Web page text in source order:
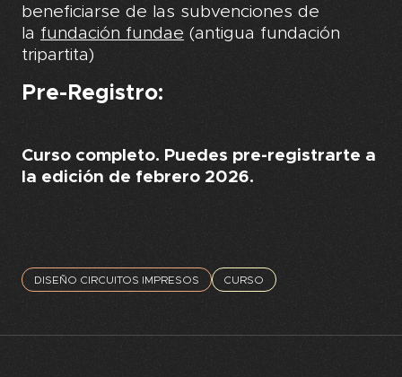
beneficiarse de las subvenciones de
la fundación fundae (antigua fundación
tripartita)
Pre-Registro:
Curso completo. Puedes pre-registrarte a
la edición de febrero 2026.
DISEÑO CIRCUITOS IMPRESOS CURSO